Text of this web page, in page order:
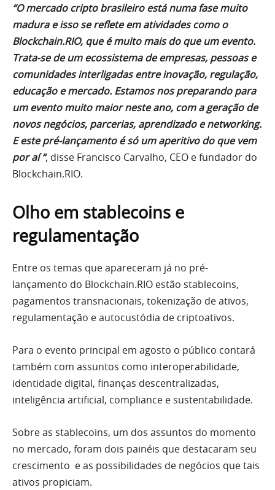
“O mercado cripto brasileiro está numa fase muito
madura e isso se reflete em atividades como o
Blockchain.RIO, que é muito mais do que um evento.
Trata-se de um ecossistema de empresas, pessoas e
comunidades interligadas entre inovação, regulação,
educação e mercado. Estamos nos preparando para
um evento muito maior neste ano, com a geração de
novos negócios, parcerias, aprendizado e networking.
E este pré-lançamento é só um aperitivo do que vem
por aí “, disse Francisco Carvalho, CEO e fundador do
Blockchain.RIO.
Olho em stablecoins e
regulamentação
Entre os temas que apareceram já no pré-
lançamento do Blockchain.RIO estão stablecoins,
pagamentos transnacionais, tokenização de ativos,
regulamentação e autocustódia de criptoativos.
Para o evento principal em agosto o público contará
também com assuntos como interoperabilidade,
identidade digital, finanças descentralizadas,
inteligência artificial, compliance e sustentabilidade.
Sobre as stablecoins, um dos assuntos do momento
no mercado, foram dois painéis que destacaram seu
crescimento e as possibilidades de negócios que tais
ativos propiciam.